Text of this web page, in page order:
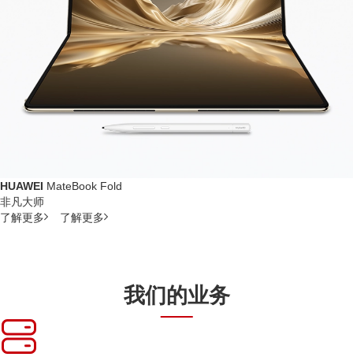
HUAWEI MateBook Fold
非凡大师
了解更多
了解更多
我们的业务